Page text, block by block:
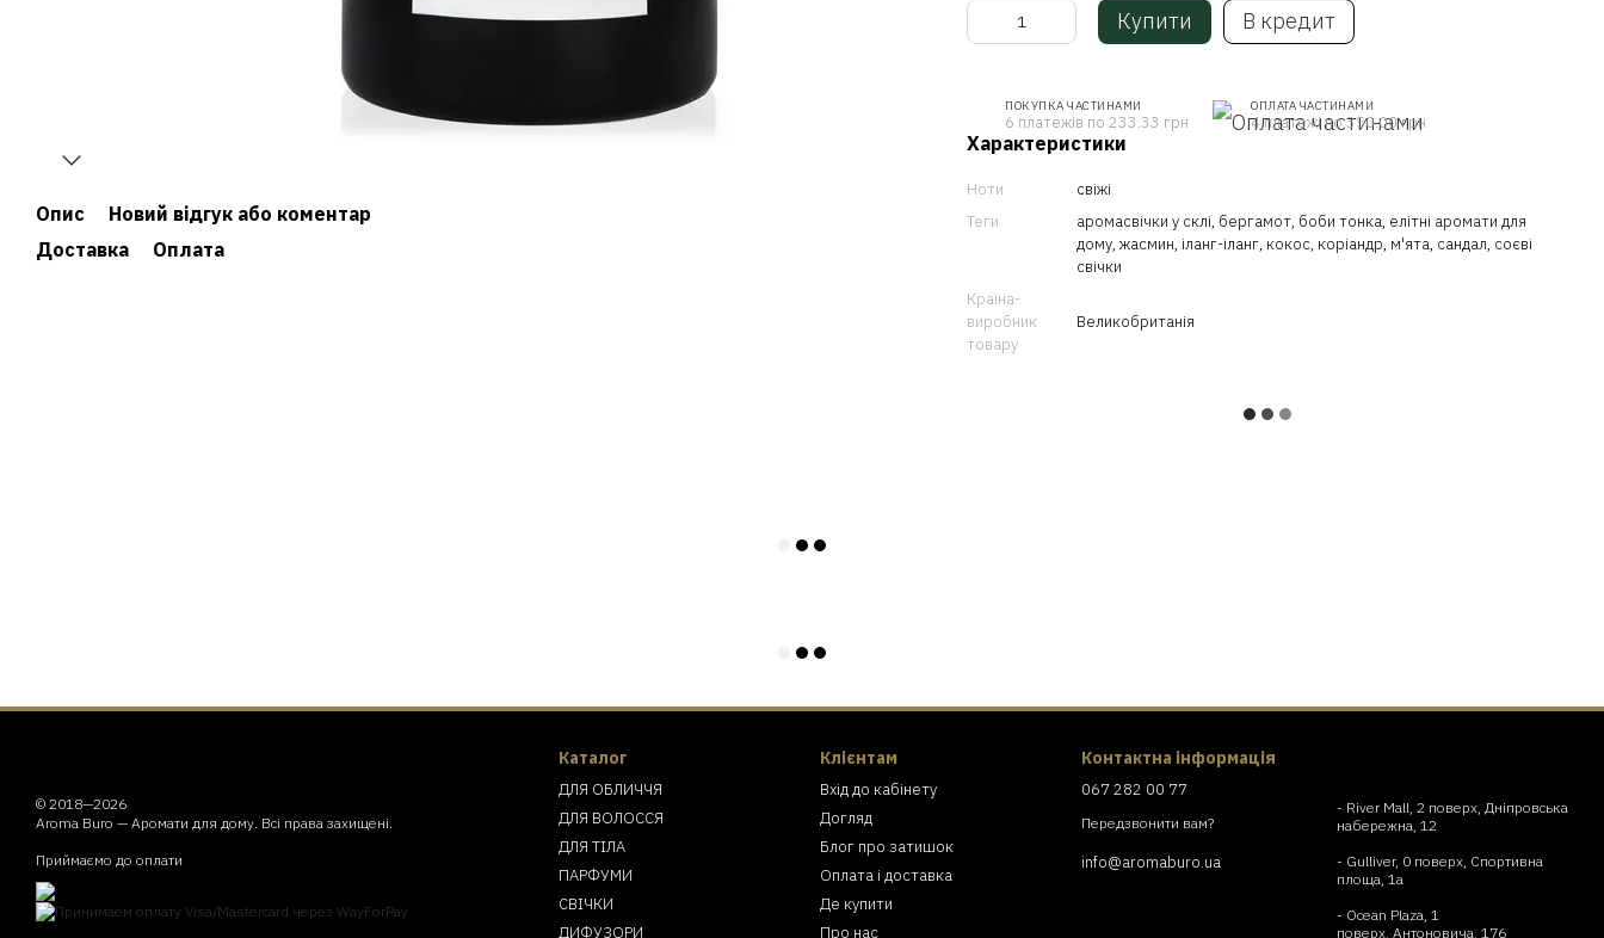
Опис
Новий відгук або коментар
Доставка
Оплата
Купити В кредит
ПОКУПКА ЧАСТИНАМИ
6 платежів по 233.33 грн
ОПЛАТА ЧАСТИНАМИ
4 платежі по 350.00 грн
Характеристики
Ноти
свіжі
Теги
аромасвічки у склі, бергамот, боби тонка, елітні аромати для
дому, жасмин, іланг-іланг, кокос, коріандр, м'ята, сандал, соєві
свічки
Країна-
виробник
товару
Великобританія
© 2018—2026
Aroma Buro — Аромати для дому. Всі права захищені.
Приймаємо до оплати
Каталог
ДЛЯ ОБЛИЧЧЯ
ДЛЯ ВОЛОССЯ
ДЛЯ ТІЛА
ПАРФУМИ
СВІЧКИ
ДИФУЗОРИ
Клієнтам
Вхід до кабінету
Догляд
Блог про затишок
Оплата і доставка
Де купити
Про нас
Контактна інформація
067 282 00 77
Передзвонити вам?
info@aromaburo.ua
- River Mall, 2 поверх, Дніпровська
набережна, 12
- Gulliver, 0 поверх, Спортивна
площа, 1а
- Ocean Plaza, 1
поверх, Антоновича, 176